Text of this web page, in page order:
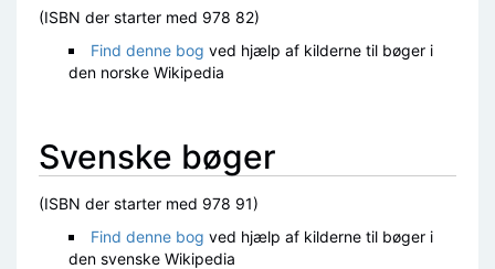
(ISBN der starter med 978 82)
Find denne bog ved hjælp af kilderne til bøger i
den norske Wikipedia
Svenske bøger
(ISBN der starter med 978 91)
Find denne bog ved hjælp af kilderne til bøger i
den svenske Wikipedia